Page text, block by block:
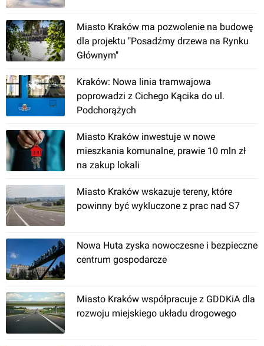
Centrum Innowacji
Wodociągi Dłubnia
Kraków, Architektów
Przepompownia
Miasto Kraków ma pozwolenie na budowę
dla projektu "Posadźmy drzewa na Rynku
Głównym"
Kraków: Nowa linia tramwajowa
poprowadzi z Cichego Kącika do ul.
Podchorążych
Miasto Kraków inwestuje w nowe
mieszkania komunalne, prawie 10 mln zł
na zakup lokali
Miasto Kraków wskazuje tereny, które
powinny być wykluczone z prac nad S7
Nowa Huta zyska nowoczesne i bezpieczne
centrum gospodarcze
Miasto Kraków współpracuje z GDDKiA dla
rozwoju miejskiego układu drogowego